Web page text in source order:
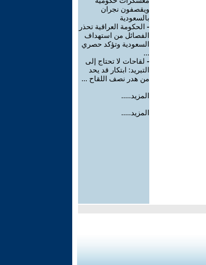
ويقصفون نجران
بالسعودية
- الحكومة العراقية تحذر
الفصائل من استهداف
السعودية وتؤكد حصري
...
- لقاحات لا تحتاج إلى
التبريد: ابتكار قد يحد
من هدر نصف اللقاح ...
المزيد.....
المزيد.....